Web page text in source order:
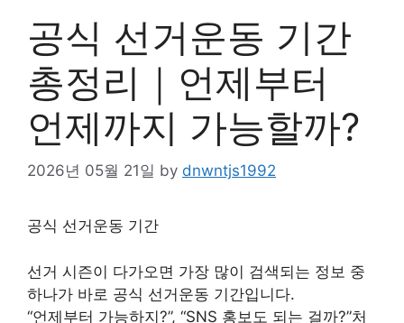
공식 선거운동 기간
총정리｜언제부터
언제까지 가능할까?
2026년 05월 21일 by dnwntjs1992
공식 선거운동 기간
선거 시즌이 다가오면 가장 많이 검색되는 정보 중
하나가 바로 공식 선거운동 기간입니다.
“언제부터 가능하지?”, “SNS 홍보도 되는 걸까?”처